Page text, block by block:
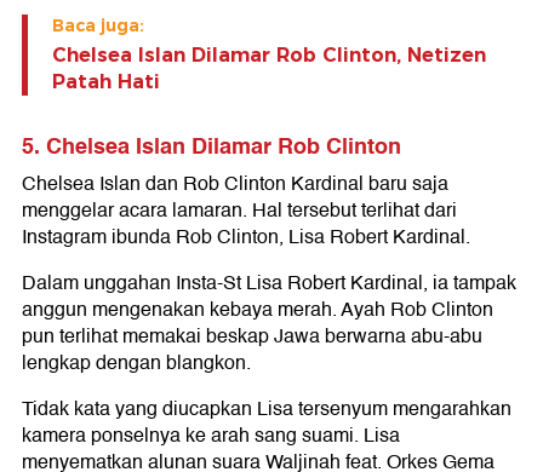
Baca juga:
Chelsea Islan Dilamar Rob Clinton, Netizen
Patah Hati
5. Chelsea Islan Dilamar Rob Clinton
Chelsea Islan dan Rob Clinton Kardinal baru saja
menggelar acara lamaran. Hal tersebut terlihat dari
Instagram ibunda Rob Clinton, Lisa Robert Kardinal.
Dalam unggahan Insta-St Lisa Robert Kardinal, ia tampak
anggun mengenakan kebaya merah. Ayah Rob Clinton
pun terlihat memakai beskap Jawa berwarna abu-abu
lengkap dengan blangkon.
Tidak kata yang diucapkan Lisa tersenyum mengarahkan
kamera ponselnya ke arah sang suami. Lisa
menyematkan alunan suara Waljinah feat. Orkes Gema